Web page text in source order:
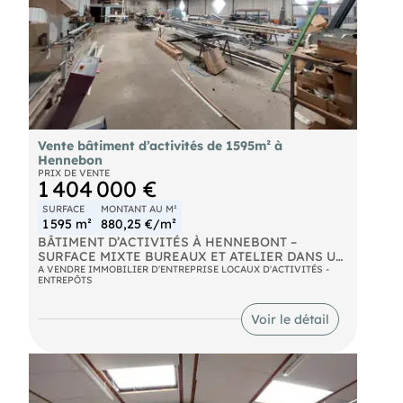
auxquels ces biens sont exposés, sont disponibles
sur le site
Vente bâtiment d’activités de 1595m² à
Hennebon
PRIX DE VENTE
1 404 000 €
SURFACE
1 595 m²
MONTANT AU M²
880,25 €/m²
BÂTIMENT D’ACTIVITÉS À HENNEBONT –
SURFACE MIXTE BUREAUX ET ATELIER DANS UN
ENVIRONNEMENT PROFESSIONNEL
implanté dans une zone d’activités dynamique. Ce
bien associe des espaces tertiaires et un atelier de
pour faciliter l’exploitation quotidienne et les
opérations logistiques.
A VENDRE IMMOBILIER D'ENTREPRISE LOCAUX D'ACTIVITÉS -
ENTREPÔTS
Voir le détail